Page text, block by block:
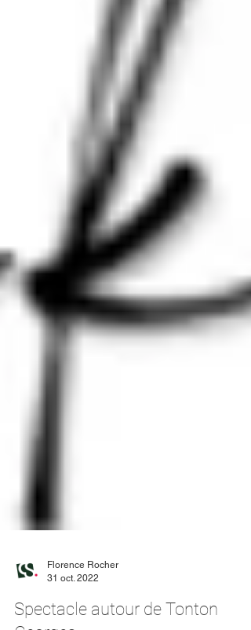
31 oct. 2022